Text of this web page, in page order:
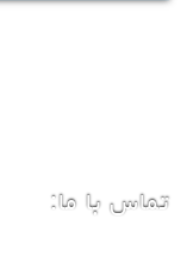
تماس با ما: